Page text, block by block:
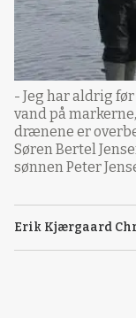
- Jeg har aldrig
vand på
drænene er
Søren Bertel
sønnen Peter
Erik Kjærgaard